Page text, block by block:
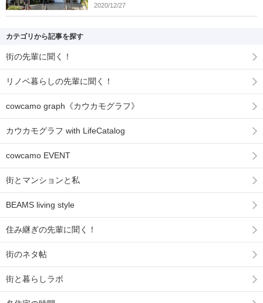
2020/12/27
カテゴリから記事を探す
街の先輩に聞く！
リノベ暮らしの先輩に聞く！
cowcamo graph《カウカモグラフ》
カウカモグラフ with LifeCatalog
cowcamo EVENT
街とマンションと私
BEAMS living style
住み継ぎの先輩に聞く！
街のネタ帖
街と暮らしラボ